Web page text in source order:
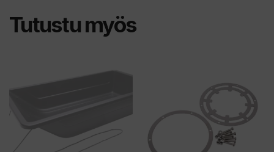
Tutustu myös